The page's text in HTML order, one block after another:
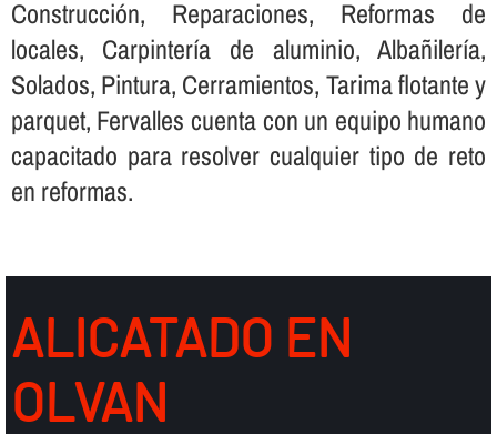
Construcción, Reparaciones, Reformas de
locales, Carpinterí­a de aluminio, Albañilerí­a,
Solados, Pintura, Cerramientos, Tarima flotante y
parquet, Fervalles cuenta con un equipo humano
capacitado para resolver cualquier tipo de reto
en reformas.
ALICATADO EN
OLVAN